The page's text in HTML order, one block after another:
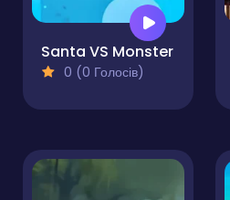
Santa VS Monster
0 (0 Голосів)